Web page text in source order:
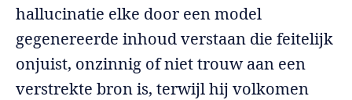
hallucinatie elke door een model
gegenereerde inhoud verstaan die feitelijk
onjuist, onzinnig of niet trouw aan een
verstrekte bron is, terwijl hij volkomen